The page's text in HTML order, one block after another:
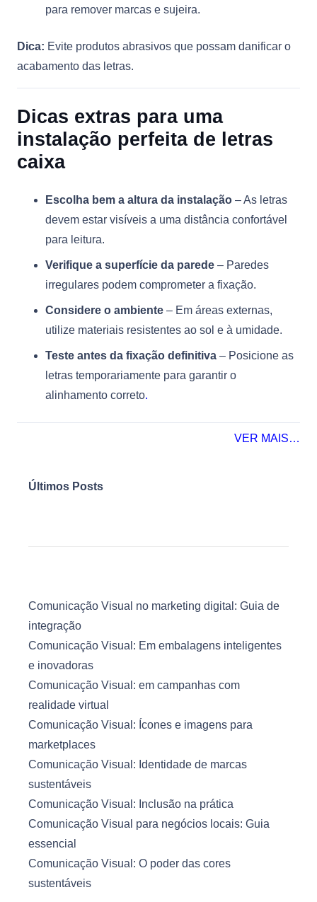
para remover marcas e sujeira.
Dica: Evite produtos abrasivos que possam danificar o
acabamento das letras.
Dicas extras para uma
instalação perfeita de letras
caixa
Escolha bem a altura da instalação – As letras
devem estar visíveis a uma distância confortável
para leitura.
Verifique a superfície da parede – Paredes
irregulares podem comprometer a fixação.
Considere o ambiente – Em áreas externas,
utilize materiais resistentes ao sol e à umidade.
Teste antes da fixação definitiva – Posicione as
letras temporariamente para garantir o
alinhamento correto.
VER MAIS…
Últimos Posts
Comunicação Visual no marketing digital: Guia de
integração
Comunicação Visual: Em embalagens inteligentes
e inovadoras
Comunicação Visual: em campanhas com
realidade virtual
Comunicação Visual: Ícones e imagens para
marketplaces
Comunicação Visual: Identidade de marcas
sustentáveis
Comunicação Visual: Inclusão na prática
Comunicação Visual para negócios locais: Guia
essencial
Comunicação Visual: O poder das cores
sustentáveis